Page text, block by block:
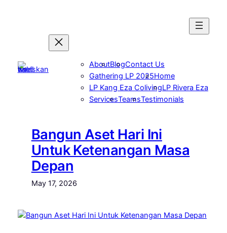
AboutBlogContact Us
Gathering LP 2025Home
LP Kang Eza ColivingLP Rivera Eza
ServicesTeamsTestimonials
Bangun Aset Hari Ini
Untuk Ketenangan Masa
Depan
May 17, 2026